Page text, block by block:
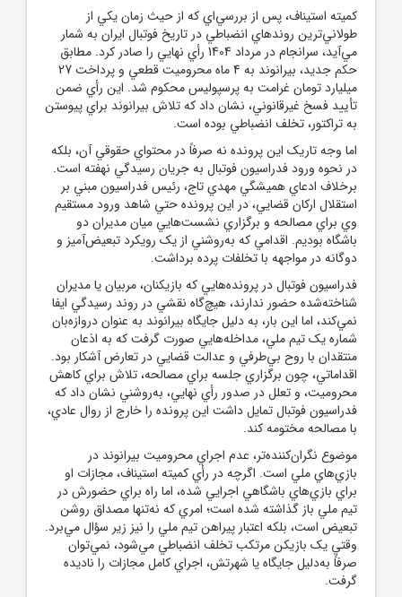
کميته استيناف، پس از بررسي‌اي که از حيث زمان يکي از
طولاني‌ترين روند‌هاي انضباطي در تاريخ فوتبال ايران به شمار
مي‌آيد، سرانجام در مرداد 1404 رأي نهايي را صادر کرد. مطابق
حکم جديد، بيرانوند به 4 ماه محروميت قطعي و پرداخت 27
ميليارد تومان غرامت به پرسپوليس محکوم شد. اين رأي ضمن
تأييد فسخ غيرقانوني، نشان داد که تلاش بيرانوند براي پيوستن
به تراکتور، تخلف انضباطي بوده است.
اما وجه تاريک اين پرونده نه صرفاً در محتواي حقوقي آن، بلکه
در نحوه ورود فدراسيون فوتبال به جريان رسيدگي نهفته است.
برخلاف ادعاي هميشگي مهدي تاج، رئيس فدراسيون مبني بر
استقلال ارکان قضايي، در اين پرونده حتي شاهد ورود مستقيم
وي براي مصالحه و برگزاري نشست‌هايي ميان مديران دو
باشگاه بوديم. اقدامي که به‌روشني از يک رويکرد تبعيض‌آميز و
دوگانه در مواجهه با تخلفات پرده برداشت.
فدراسيون فوتبال در پرونده‌هايي که بازيکنان، مربيان يا مديران
شناخته‌شده حضور ندارند، هيچ‌گاه نقشي در روند رسيدگي ايفا
نمي‌کند، اما اين بار، به دليل جايگاه بيرانوند به عنوان دروازه‌بان
شماره يک تيم ملي، مداخله‌هايي صورت گرفت که به اذعان
منتقدان با روح بي‌طرفي و عدالت قضايي در تعارض آشکار بود.
اقداماتي، چون برگزاري جلسه براي مصالحه، تلاش براي کاهش
محروميت، و تعلل در صدور رأي نهايي، به‌روشني نشان داد که
فدراسيون فوتبال تمايل داشت اين پرونده را خارج از روال عادي،
با مصالحه مختومه کند.
موضوع نگران‌کننده‌تر، عدم اجراي محروميت بيرانوند در
بازي‌هاي ملي است. اگرچه در رأي کميته استيناف، مجازات او
براي بازي‌هاي باشگاهي اجرايي شده، اما راه براي حضورش در
تيم ملي باز گذاشته شده است؛ امري که نه‌تنها مصداق روشن
تبعيض است، بلکه اعتبار پيراهن تيم ملي را نيز زير سؤال مي‌برد.
وقتي يک بازيکن مرتکب تخلف انضباطي مي‌شود، نمي‌توان
صرفاً به‌دليل جايگاه يا شهرتش، اجراي کامل مجازات را ناديده
گرفت.